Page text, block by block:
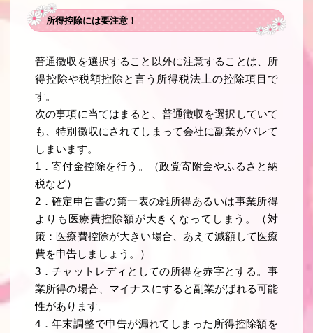
所得控除には要注意！
普通徴収を選択すること以外に注意することは、所
得控除や税額控除と言う所得税法上の控除項目で
す。
次の事項に当てはまると、普通徴収を選択していて
も、特別徴収にされてしまって会社に副業がバレて
しまいます。
1．寄付金控除を行う。（政党寄附金やふるさと納
税など）
2．確定申告書の第一表の雑所得あるいは事業所得
よりも医療費控除額が大きくなってしまう。（対
策：医療費控除が大きい場合、あえて減額して医療
費を申告しましょう。）
3．チャットレディとしての所得を赤字とする。事
業所得の場合、マイナスにすると副業がばれる可能
性があります。
4．年末調整で申告が漏れてしまった所得控除額を